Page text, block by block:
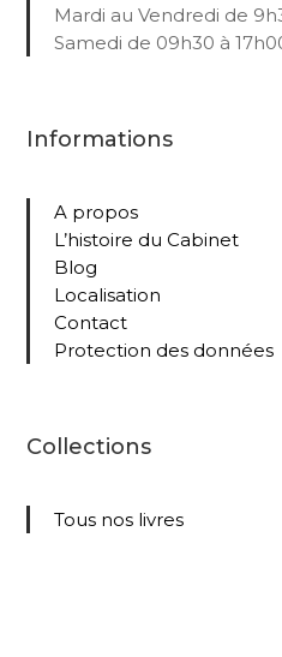
Mardi au Vendredi de
Samedi de 09h30 à
Informations
A propos
L’histoire du Cabinet
Blog
Localisation
Contact
Protection des données
Collections
Tous nos livres